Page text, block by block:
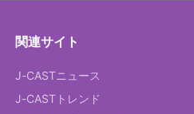
関連サイト
J-CASTニュース
J-CASTトレンド